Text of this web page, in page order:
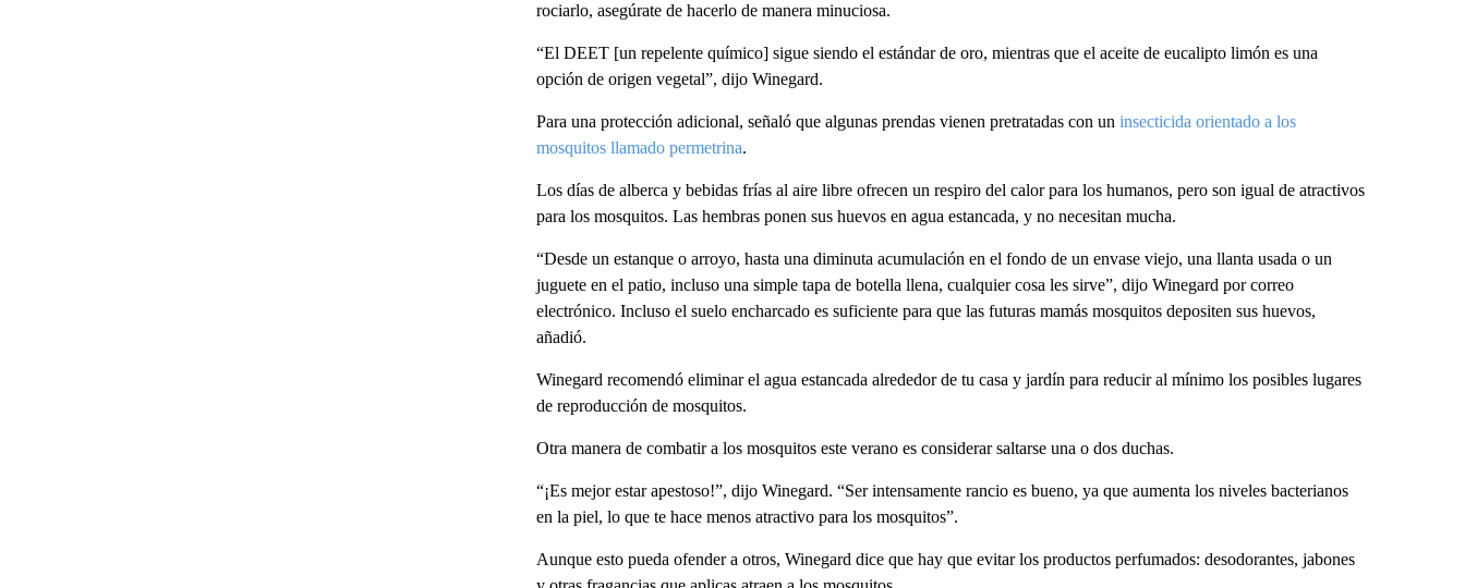
rociarlo, asegúrate de hacerlo de manera minuciosa.
“El DEET [un repelente químico] sigue siendo el estándar de oro, mientras que el aceite de eucalipto limón es una
opción de origen vegetal”, dijo Winegard.
Para una protección adicional, señaló que algunas prendas vienen pretratadas con un insecticida orientado a los
mosquitos llamado permetrina.
Los días de alberca y bebidas frías al aire libre ofrecen un respiro del calor para los humanos, pero son igual de atractivos
para los mosquitos. Las hembras ponen sus huevos en agua estancada, y no necesitan mucha.
“Desde un estanque o arroyo, hasta una diminuta acumulación en el fondo de un envase viejo, una llanta usada o un
juguete en el patio, incluso una simple tapa de botella llena, cualquier cosa les sirve”, dijo Winegard por correo
electrónico. Incluso el suelo encharcado es suficiente para que las futuras mamás mosquitos depositen sus huevos,
añadió.
Winegard recomendó eliminar el agua estancada alrededor de tu casa y jardín para reducir al mínimo los posibles lugares
de reproducción de mosquitos.
Otra manera de combatir a los mosquitos este verano es considerar saltarse una o dos duchas.
“¡Es mejor estar apestoso!”, dijo Winegard. “Ser intensamente rancio es bueno, ya que aumenta los niveles bacterianos
en la piel, lo que te hace menos atractivo para los mosquitos”.
Aunque esto pueda ofender a otros, Winegard dice que hay que evitar los productos perfumados: desodorantes, jabones